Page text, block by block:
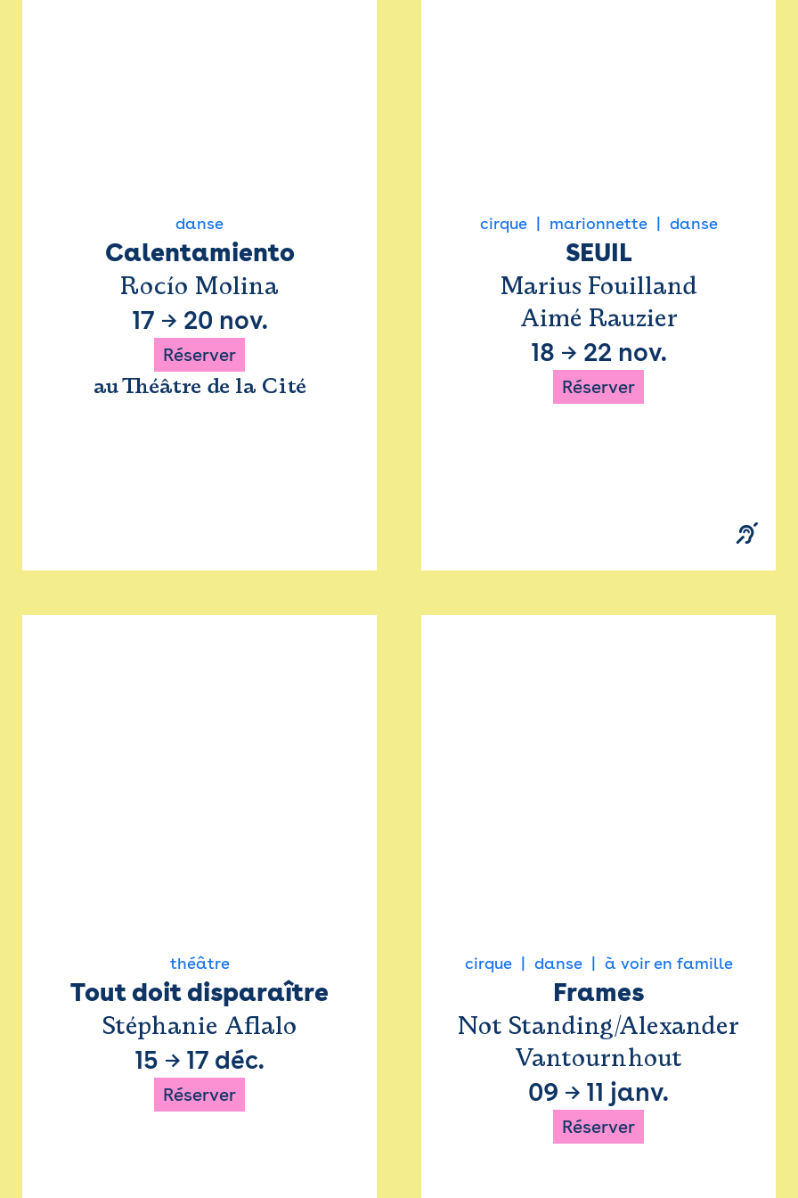
danse
Calentamiento
Rocío Molina
17 → 20 nov.
Réserver
au Théâtre de la Cité
cirque marionnette danse
SEUIL
Marius Fouilland
Aimé Rauzier
18 → 22 nov.
Réserver
théâtre
Tout doit disparaître
Stéphanie Aflalo
15 → 17 déc.
Réserver
cirque danse à voir en famille
Frames
Not Standing/Alexander
Vantournhout
09 → 11 janv.
Réserver